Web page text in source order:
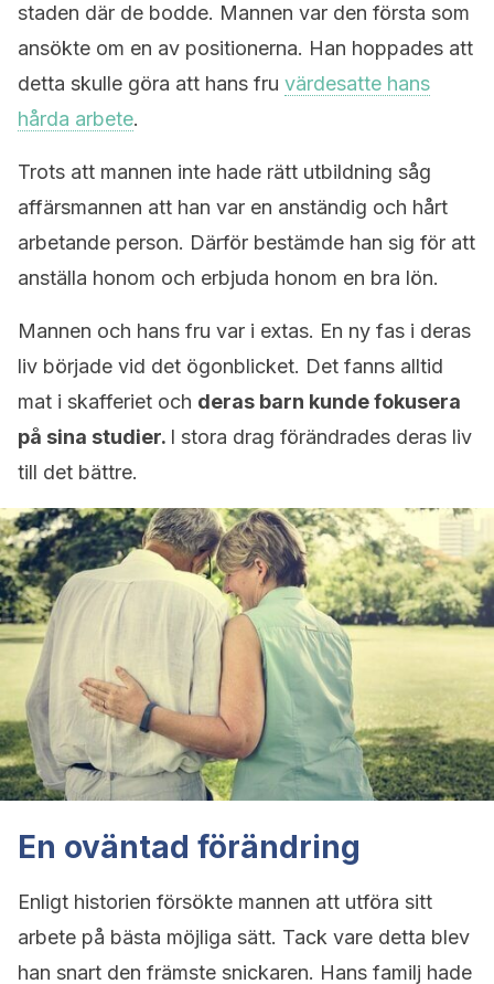
staden där de bodde. Mannen var den första som
ansökte om en av positionerna. Han hoppades att
detta skulle göra att hans fru värdesatte hans
hårda arbete.
Trots att mannen inte hade rätt utbildning såg
affärsmannen att han var en anständig och hårt
arbetande person. Därför bestämde han sig för att
anställa honom och erbjuda honom en bra lön.
Mannen och hans fru var i extas. En ny fas i deras
liv började vid det ögonblicket. Det fanns alltid
mat i skafferiet och deras barn kunde fokusera
på sina studier. I stora drag förändrades deras liv
till det bättre.
En oväntad förändring
Enligt historien försökte mannen att utföra sitt
arbete på bästa möjliga sätt. Tack vare detta blev
han snart den främste snickaren. Hans familj hade